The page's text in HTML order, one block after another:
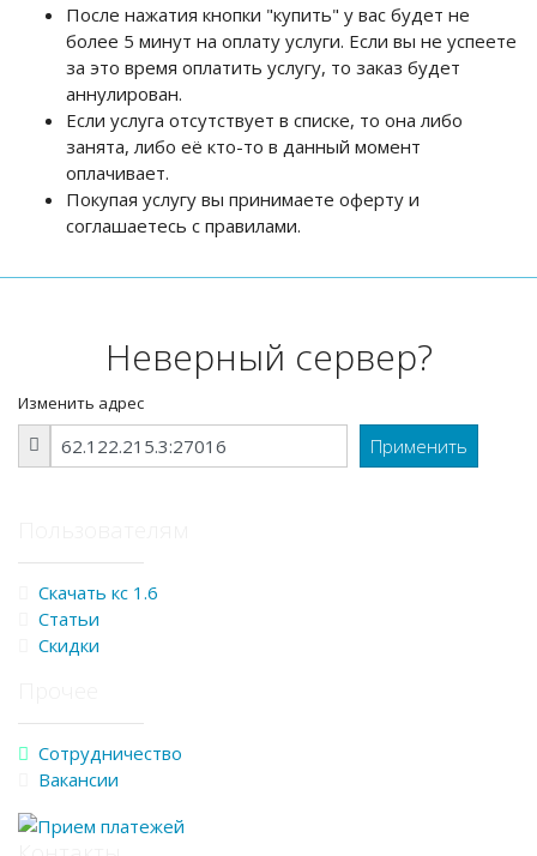
После нажатия кнопки "купить" у вас будет не
более 5 минут на оплату услуги. Если вы не успеете
за это время оплатить услугу, то заказ будет
аннулирован.
Если услуга отсутствует в списке, то она либо
занята, либо её кто-то в данный момент
оплачивает.
Покупая услугу вы принимаете оферту и
соглашаетесь с правилами.
Неверный сервер?
Изменить адрес
Скачать кс 1.6
Статьи
Скидки
Сотрудничество
Вакансии